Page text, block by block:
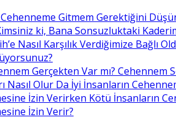
Gitmem Gerektiğini
ki, Bana Sonsuzluktaki
Nasıl Karşılık Verdiğimize Bağlı
Gerçekten Var mı? Cehennem
Nasıl Olur Da İyi İnsanların
İzin Verirken Kötü İnsanların
İzin Verir?